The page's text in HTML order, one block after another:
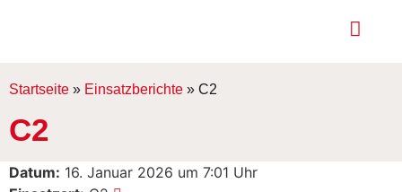
Startseite » Einsatzberichte » C2
C2
Datum: 16. Januar 2026 um 7:01 Uhr